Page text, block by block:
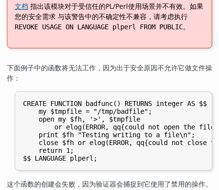
文档 指出该模块对于受信任的PL/Perl使用场景并不有效。如果
您的安全需求 与该警告中的不确定性不兼容，请考虑执行
REVOKE USAGE ON LANGUAGE plperl FROM PUBLIC。
下面例子中的函数将无法工作，因为出于安全原因不允许它做文件操
作：
CREATE FUNCTION badfunc() RETURNS integer AS $$
    my $tmpfile = "/tmp/badfile";
    open my $fh, '>', $tmpfile
or elog(ERROR, qq{could not open the file
    print $fh "Testing writing to a file\n";
close $fh or elog(ERROR, qq{could not close
    return 1;
这个函数的创建会失败，因为验证器会捕捉到它使用了禁用的操作。